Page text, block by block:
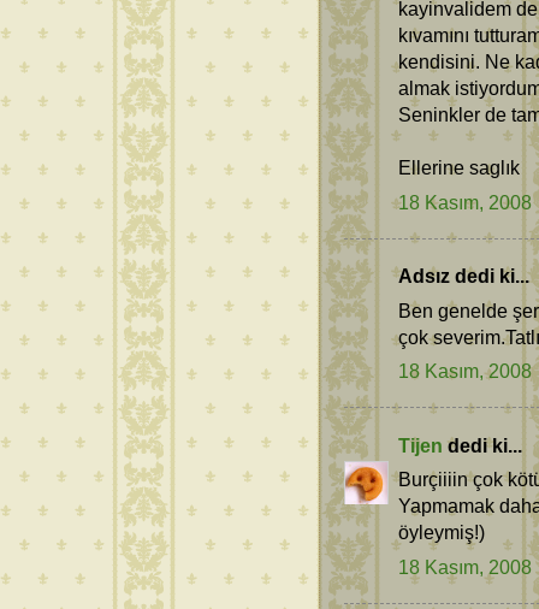
kayinvalidem
kıvamını
kendisini. Ne
almak
Seninkler de
Ellerine saglık
18 Kasım, 2008
Adsız dedi ki...
Ben genelde
çok
18 Kasım, 2008
Tijen dedi ki...
Burçiiiin çok
Yapmamak
öyleymiş!)
18 Kasım, 2008